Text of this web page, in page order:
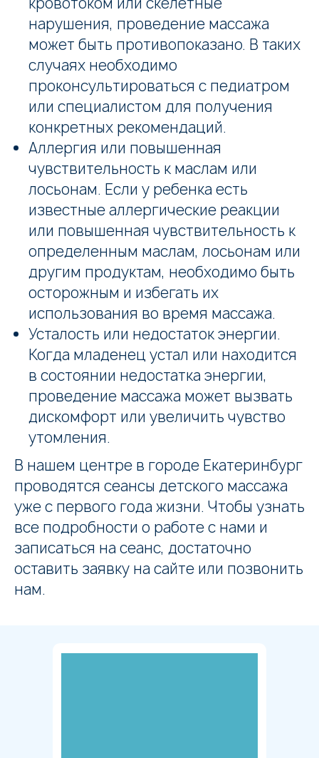
нарушения, проведение массажа
может быть противопоказано. В таких
случаях необходимо
проконсультироваться с педиатром
или специалистом для получения
конкретных рекомендаций.
Аллергия или повышенная
чувствительность к маслам или
лосьонам. Если у ребенка есть
известные аллергические реакции
или повышенная чувствительность к
определенным маслам, лосьонам или
другим продуктам, необходимо быть
осторожным и избегать их
использования во время массажа.
Усталость или недостаток энергии.
Когда младенец устал или находится
в состоянии недостатка энергии,
проведение массажа может вызвать
дискомфорт или увеличить чувство
утомления.
В нашем центре в городе Екатеринбург
проводятся сеансы детского массажа
уже с первого года жизни. Чтобы узнать
все подробности о работе с нами и
записаться на сеанс, достаточно
оставить заявку на сайте или позвонить
нам.